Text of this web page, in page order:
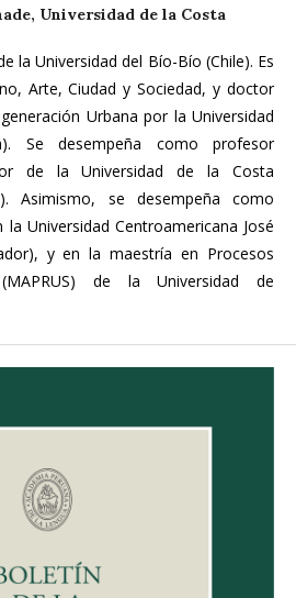
Universidad de la Costa
la Universidad del Bío-Bío (Chile). Es
Arte, Ciudad y Sociedad, y doctor
Urbana por la Universidad
Se desempeña como profesor
de la Universidad de la Costa
Asimismo, se desem­peña como
Universidad Centroamericana José
y en la maestría en Procesos
de la Universidad de